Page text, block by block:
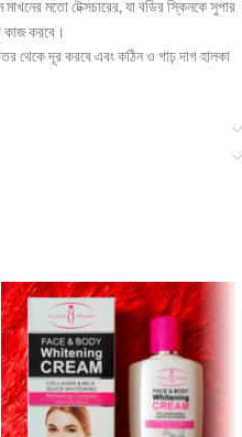
মতো টেক্সচারের, যা বডির স্কিনকে সুপার
কাজ করবে।
থেকে দূর করবে এবং কঠিন ও গাঢ় দাগ হালকা